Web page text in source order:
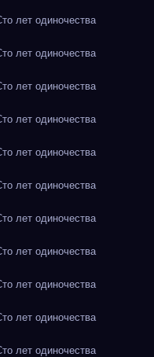
лет одиночества
лет одиночества
лет одиночества
лет одиночества
лет одиночества
лет одиночества
лет одиночества
лет одиночества
лет одиночества
лет одиночества
лет одиночества